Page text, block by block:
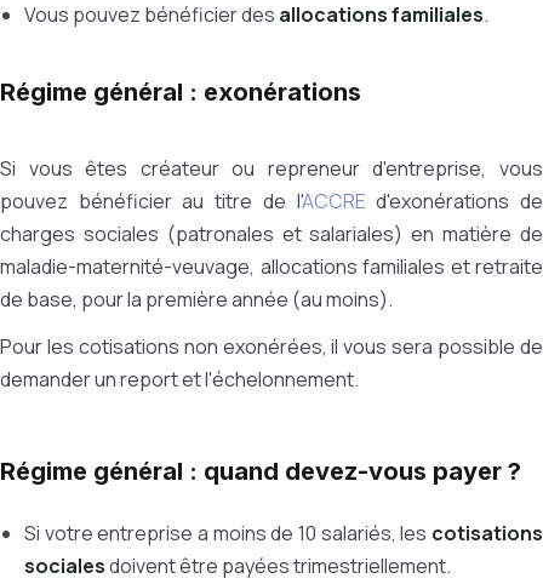
Vous pouvez bénéficier des allocations familiales.
Régime général : exonérations
Si vous êtes créateur ou repreneur d'entreprise, vous
pouvez bénéficier au titre de l'ACCRE d'exonérations de
charges sociales (patronales et salariales) en matière de
maladie-maternité-veuvage, allocations familiales et retraite
de base, pour la première année (au moins).
Pour les cotisations non exonérées, il vous sera possible de
demander un report et l'échelonnement.
Régime général : quand devez-vous payer ?
Si votre entreprise a moins de 10 salariés, les cotisations
socialesdoivent être payées trimestriellement.